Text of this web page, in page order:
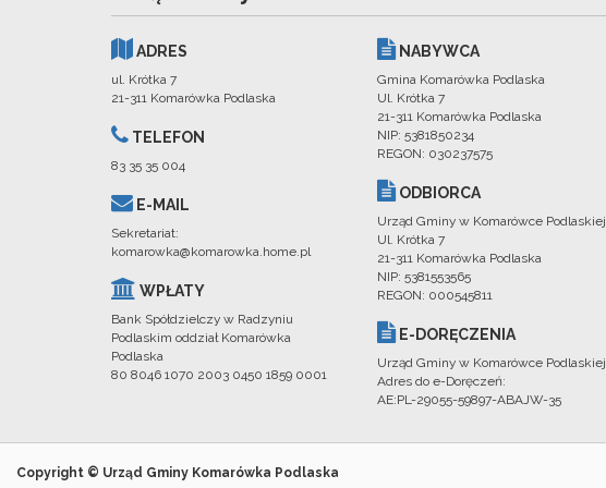
ADRES
ul. Krótka 7
21-311 Komarówka Podlaska
TELEFON
83 35 35 004
E-MAIL
Sekretariat:
komarowka@komarowka.home.pl
WPŁATY
Bank Spółdzielczy w Radzyniu
Podlaskim oddział Komarówka
Podlaska
80 8046 1070 2003 0450 1859 0001
NABYWCA
Gmina Komarówka Podlaska
Ul. Krótka 7
21-311 Komarówka Podlaska
NIP: 5381850234
REGON: 030237575
ODBIORCA
Urząd Gminy w Komarówce Podlaskiej
Ul. Krótka 7
21-311 Komarówka Podlaska
NIP: 5381553565
REGON: 000545811
E-DORĘCZENIA
Urząd Gminy w Komarówce Podlaskiej
Adres do e-Doręczeń:
AE:PL-29055-59897-ABAJW-35
Copyright © Urząd Gminy Komarówka Podlaska